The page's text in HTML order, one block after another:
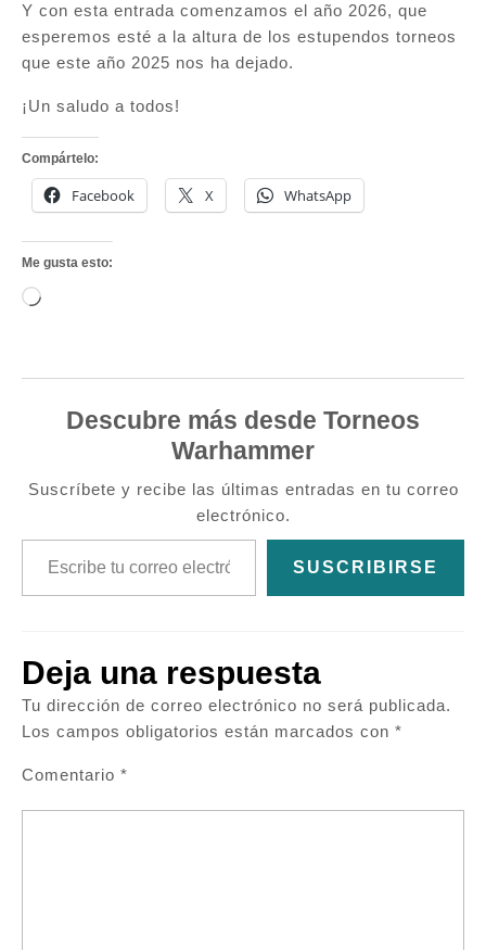
Y con esta entrada comenzamos el año 2026, que
esperemos esté a la altura de los estupendos torneos
que este año 2025 nos ha dejado.
¡Un saludo a todos!
Compártelo:
Facebook X WhatsApp
Me gusta esto:
Cargando...
Descubre más desde Torneos
Warhammer
Suscríbete y recibe las últimas entradas en tu correo
electrónico.
Escribe tu correo electrónico…
SUSCRIBIRSE
Deja una respuesta
Tu dirección de correo electrónico no será publicada.
Los campos obligatorios están marcados con *
Comentario *